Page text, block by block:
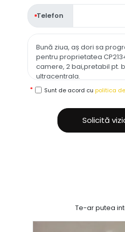
Telefon
Sunt de acord cu politica
Solicită
Te-ar putea